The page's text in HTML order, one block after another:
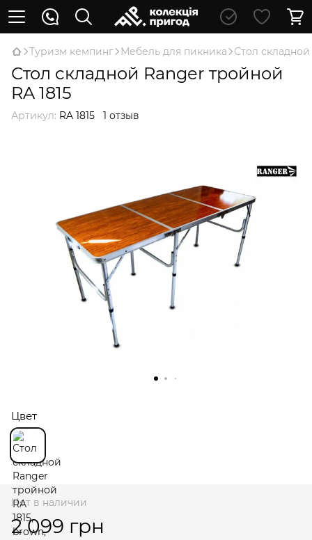
Туризм кемпинг Мебель для пикника Стол складной
Стол складной Ranger тройной
RA 1815
Артикул: RA 1815 1 отзыв
Цвет
Нет в наличии
2 099 грн